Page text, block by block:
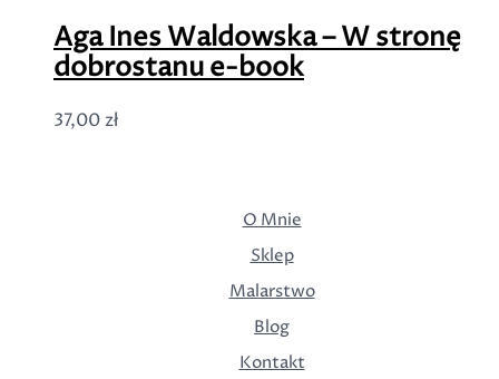
-
W
dobrostanu
Aga Ines Waldowska – W stronę
dobrostanu e-book
37,00 zł
O Mnie
Sklep
Malarstwo
Blog
Kontakt